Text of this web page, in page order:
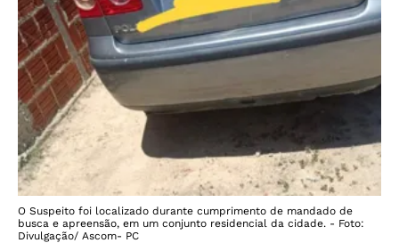
O Suspeito foi localizado durante cumprimento de mandado de
busca e apreensão, em um conjunto residencial da cidade. - Foto:
Divulgação/ Ascom- PC